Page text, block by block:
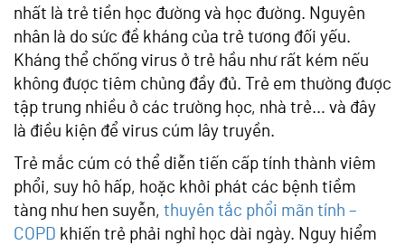
nhất là trẻ tiền học đường và học đường. Nguyên
nhân là do sức đề kháng của trẻ tương đối yếu.
Kháng thể chống virus ở trẻ hầu như rất kém nếu
không được tiêm chủng đầy đủ. Trẻ em thường được
tập trung nhiều ở các trường học, nhà trẻ… và đây
là điều kiện để virus cúm lây truyền.
Trẻ mắc cúm có thể diễn tiến cấp tính thành viêm
phổi, suy hô hấp, hoặc khởi phát các bệnh tiềm
tàng như hen suyễn, thuyên tắc phổi mãn tính –
COPD khiến trẻ phải nghỉ học dài ngày. Nguy hiểm